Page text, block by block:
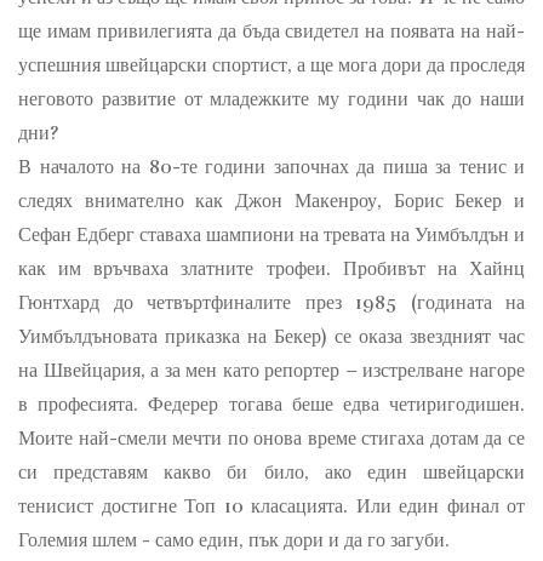
ще имам привилегията да бъда свидетел на появата на най-
успешния швейцарски спортист, а ще мога дори да проследя
неговото развитие от младежките му години чак до наши
дни?
В началото на 80-те години започнах да пиша за тенис и
следях внимателно как Джон Макенроу, Борис Бекер и
Сефан Едберг ставаха шампиони на тревата на Уимбълдън и
как им връчваха златните трофеи. Пробивът на Хайнц
Гюнтхард до четвъртфиналите през 1985 (годината на
Уимбълдъновата приказка на Бекер) се оказа звездният час
на Швейцария, а за мен като репортер – изстрелване нагоре
в професията. Федерер тогава беше едва четиригодишен.
Моите най-смели мечти по онова време стигаха дотам да се
си представям какво би било, ако един швейцарски
тенисист достигне Топ 10 класацията. Или един финал от
Големия шлем - само един, пък дори и да го загуби.